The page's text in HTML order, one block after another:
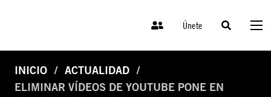
Únete
INICIO
ACTUALIDAD
ELIMINAR VÍDEOS DE YOUTUBE PONE EN